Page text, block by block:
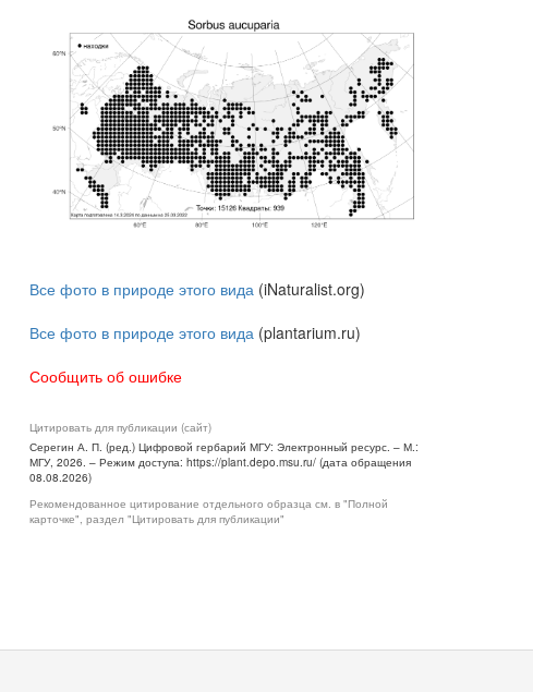
Все фото в природе этого вида (iNaturalist.org)
Все фото в природе этого вида (plantarium.ru)
Сообщить об ошибке
Цитировать для публикации (сайт)
Серегин А. П. (ред.) Цифровой гербарий МГУ: Электронный ресурс. – М.:
МГУ, 2026. – Режим доступа: https://plant.depo.msu.ru/ (дата обращения
08.08.2026)
Рекомендованное цитирование отдельного образца см. в "Полной
карточке", раздел "Цитировать для публикации"